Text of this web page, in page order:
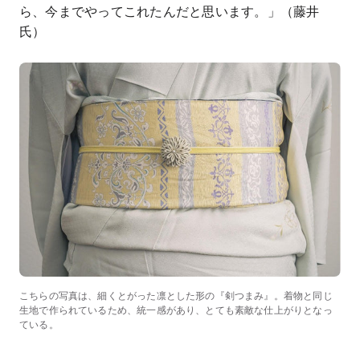
ら、今までやってこれたんだと思います。」（藤井
氏）
こちらの写真は、細くとがった凛とした形の『剣つまみ』。着物と同じ
生地で作られているため、統一感があり、とても素敵な仕上がりとなっ
ている。